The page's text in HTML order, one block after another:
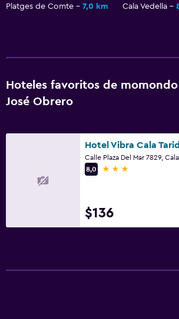
Baño privado
Restaurante
Bar/lounge
Salud y seguridad
Seguridad las 24 horas
Platges de Comte
7,0 km Cala Vedella
Hoteles favoritos de momondo
José Obrero
Hotel Vibra Cala
8,0
3 estrellas
$136